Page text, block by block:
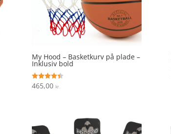
My Hood – Basketkurv på plade –
Inklusiv bold
Vurderet
4.4
465,00 kr.